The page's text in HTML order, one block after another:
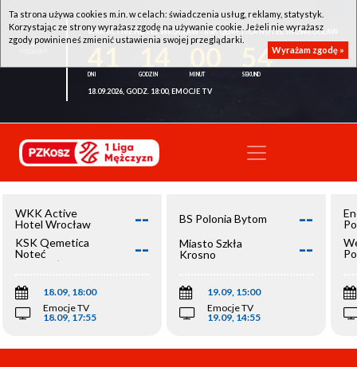
WKK ACTIVE HOTEL WROCŁAW - KSK QEMETICA NOTEĆ INOWROCŁAW
54
18.09.2026, GODZ. 18:00, EMOCJE TV
WKK Active
Hotel Wrocław
--
KSK Qemetica
Noteć
Inowrocław
--
18.09, 18:00
Emocje TV
18.09, 17:55
BS Polonia Bytom --
Miasto Szkła
Krosno
--
19.09, 15:00
Emocje TV
19.09, 14:55
Ta strona używa cookies m.in. w celach: świadczenia usług, reklamy, statystyk.
Korzystając ze strony wyrażasz zgodę na używanie cookie. Jeżeli nie wyrażasz
zgody powinieneś zmienić ustawienia swojej przeglądarki.
Wyrażam zgodę »